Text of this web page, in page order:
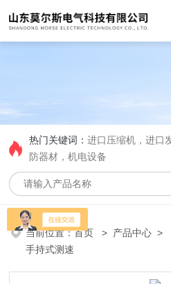
热门关键词：进口压缩机，进口
防器材，机电设备
当前位置：首页 > 产品中心 >
手持式测速